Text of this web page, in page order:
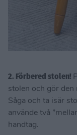
2. Förbered stolen!
stolen och gör den
Såga och ta isär
använde två
handtag.